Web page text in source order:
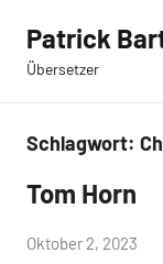
Inhalt
springen
Patrick
Übersetzer
Schlagwort:
Jüngste
Tom Horn
von
Oktober 2, 2023